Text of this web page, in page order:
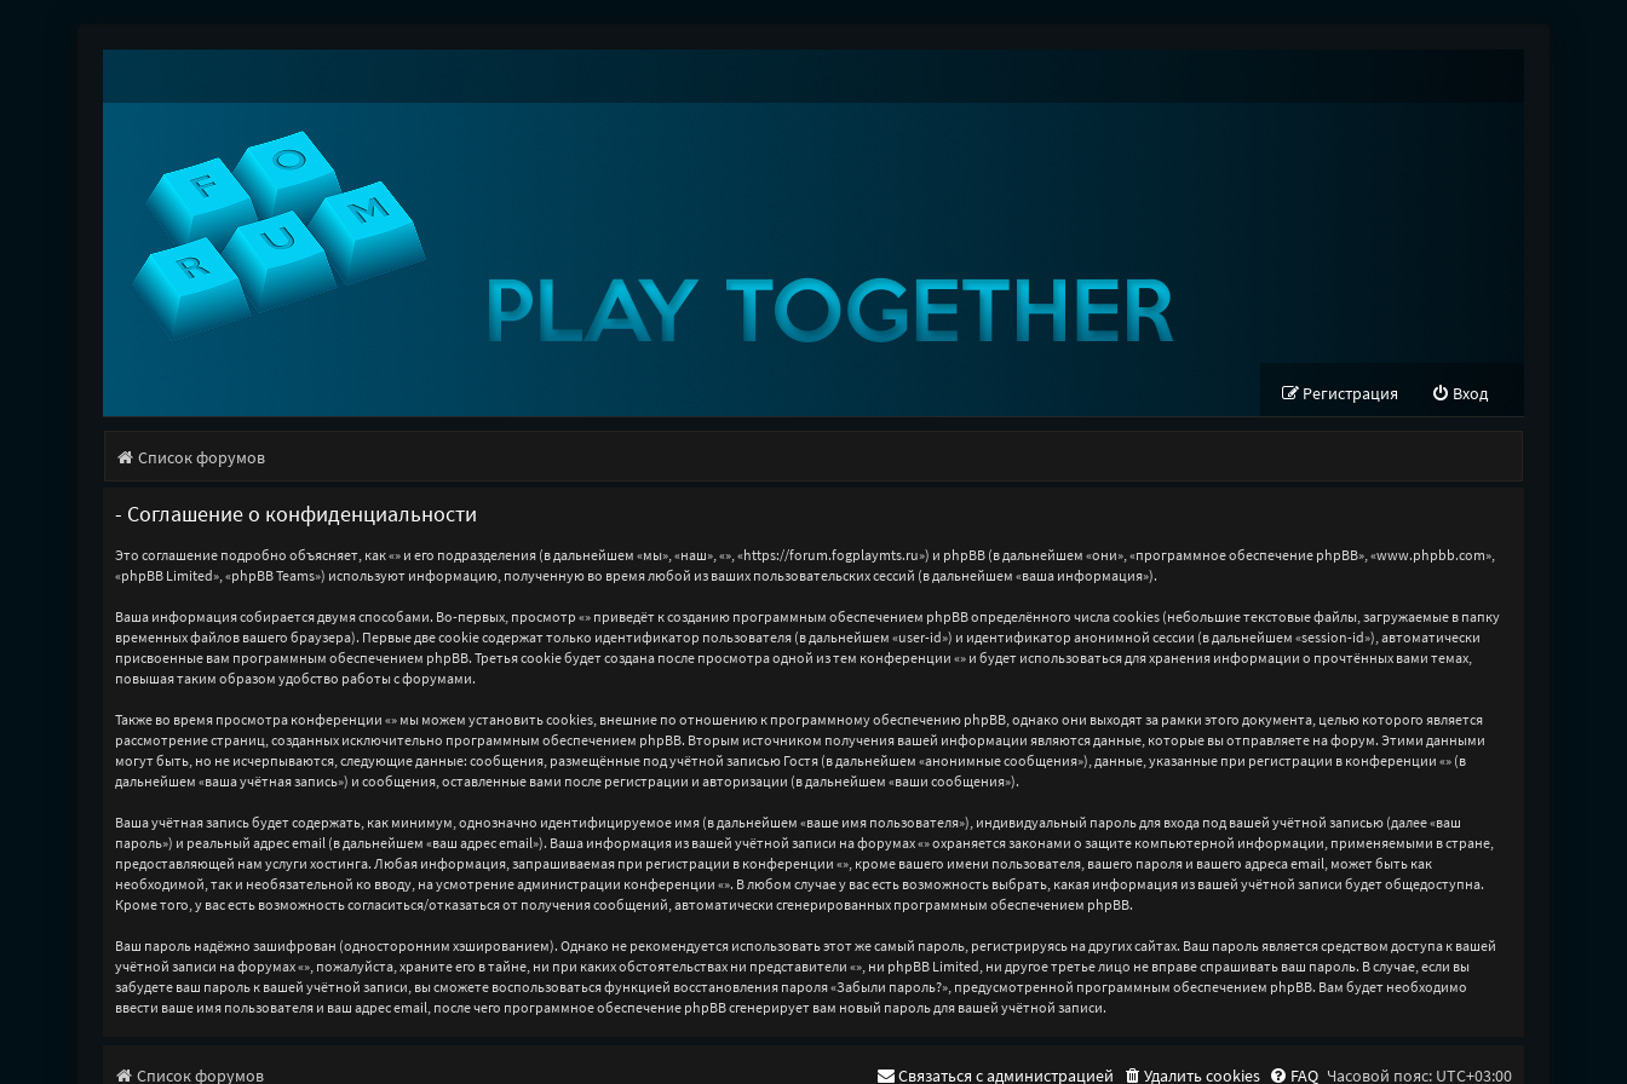
Вход
Регистрация
Список форумов
- Соглашение о конфиденциальности
Это соглашение подробно объясняет, как «» и его подразделения (в дальнейшем «мы», «наш», «», «https://forum.fogplaymts.ru») и phpBB (в дальнейшем «они», «программное обеспечение phpBB», «www.phpbb.com»,
«phpBB Limited», «phpBB Teams») используют информацию, полученную во время любой из ваших пользовательских сессий (в дальнейшем «ваша информация»).
Ваша информация собирается двумя способами. Во-первых, просмотр «» приведёт к созданию программным обеспечением phpBB определённого числа cookies (небольшие текстовые файлы, загружаемые в папку
временных файлов вашего браузера). Первые две cookie содержат только идентификатор пользователя (в дальнейшем «user-id») и идентификатор анонимной сессии (в дальнейшем «session-id»), автоматически
присвоенные вам программным обеспечением phpBB. Третья cookie будет создана после просмотра одной из тем конференции «» и будет использоваться для хранения информации о прочтённых вами темах,
повышая таким образом удобство работы с форумами.
Также во время просмотра конференции «» мы можем установить cookies, внешние по отношению к программному обеспечению phpBB, однако они выходят за рамки этого документа, целью которого является
рассмотрение страниц, созданных исключительно программным обеспечением phpBB. Вторым источником получения вашей информации являются данные, которые вы отправляете на форум. Этими данными
могут быть, но не исчерпываются, следующие данные: сообщения, размещённые под учётной записью Гостя (в дальнейшем «анонимные сообщения»), данные, указанные при регистрации в конференции «» (в
дальнейшем «ваша учётная запись») и сообщения, оставленные вами после регистрации и авторизации (в дальнейшем «ваши сообщения»).
Ваша учётная запись будет содержать, как минимум, однозначно идентифицируемое имя (в дальнейшем «ваше имя пользователя»), индивидуальный пароль для входа под вашей учётной записью (далее «ваш
пароль») и реальный адрес email (в дальнейшем «ваш адрес email»). Ваша информация из вашей учётной записи на форумах «» охраняется законами о защите компьютерной информации, применяемыми в стране,
предоставляющей нам услуги хостинга. Любая информация, запрашиваемая при регистрации в конференции «», кроме вашего имени пользователя, вашего пароля и вашего адреса email, может быть как
необходимой, так и необязательной ко вводу, на усмотрение администрации конференции «». В любом случае у вас есть возможность выбрать, какая информация из вашей учётной записи будет общедоступна.
Кроме того, у вас есть возможность согласиться/отказаться от получения сообщений, автоматически сгенерированных программным обеспечением phpBB.
Ваш пароль надёжно зашифрован (односторонним хэшированием). Однако не рекомендуется использовать этот же самый пароль, регистрируясь на других сайтах. Ваш пароль является средством доступа к вашей
учётной записи на форумах «», пожалуйста, храните его в тайне, ни при каких обстоятельствах ни представители «», ни phpBB Limited, ни другое третье лицо не вправе спрашивать ваш пароль. В случае, если вы
забудете ваш пароль к вашей учётной записи, вы сможете воспользоваться функцией восстановления пароля «Забыли пароль?», предусмотренной программным обеспечением phpBB. Вам будет необходимо
ввести ваше имя пользователя и ваш адрес email, после чего программное обеспечение phpBB сгенерирует вам новый пароль для вашей учётной записи.
Список форумов Часовой пояс: UTC+03:00
FAQ
Удалить cookies
Связаться с администрацией